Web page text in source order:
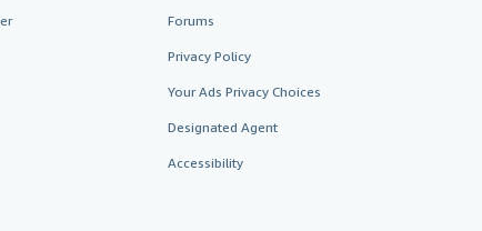
Forums
Privacy Policy
Your Ads Privacy Choices
Designated Agent
Accessibility